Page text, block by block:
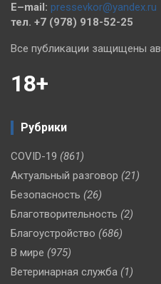
E–mail: pressevkor@yandex.ru
тел. +7 (978) 918-52-25
Все публикации защищены
18+
Рубрики
COVID-19 (861)
Актуальный разговор (21)
Безопасность (26)
Благотворительность (2)
Благоустройство (686)
В мире (975)
Ветеринарная служба (1)